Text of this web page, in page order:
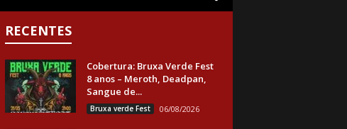
RECENTES
Cobertura: Bruxa Verde Fest
8 anos – Meroth, Deadpan,
Sangue de...
Bruxa verde Fest 06/08/2026